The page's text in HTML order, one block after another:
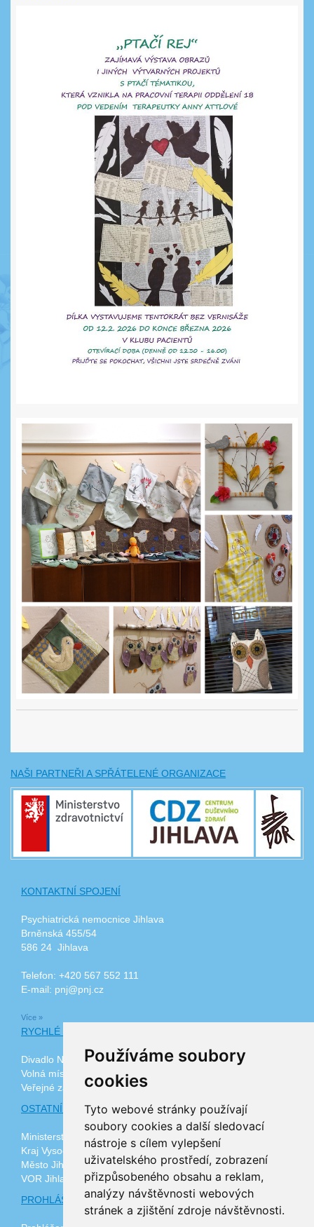
Používáme soubory
cookies
Tyto webové stránky používají
soubory cookies a další sledovací
nástroje s cílem vylepšení
uživatelského prostředí, zobrazení
přizpůsobeného obsahu a reklam,
analýzy návštěvnosti webových
stránek a zjištění zdroje návštěvnosti.
NAŠI PARTNEŘI A SPŘÁTELENÉ ORGANIZACE
KONTAKTNÍ SPOJENÍ
Psychiatrická nemocnice Jihlava
Brněnská 455/54
586 24 Jihlava
Telefon: +420 567 552 111
E-mail: pnj@pnj.cz
Více »
RYCHLÉ ODKAZY
Divadlo Na Kopečku
Volná místa
Veřejné zakázky
OSTATNÍ ODKAZY
Ministerstvo zdravotnictví ČR
Kraj Vysočina
Město Jihlava
VOR Jihlava, z.ú.
PROHLÁŠENÍ O PŘÍSTUPNOSTI